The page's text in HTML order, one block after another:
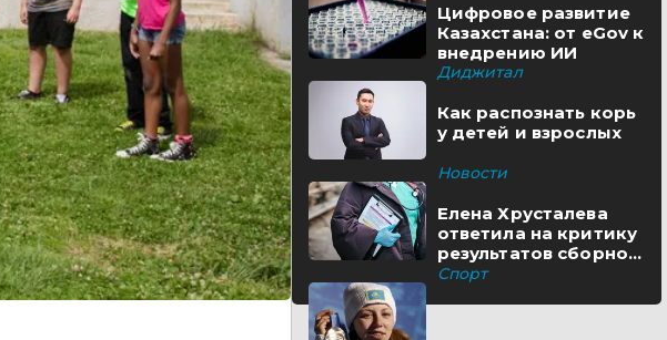
Цифровое развитие
Казахстана: от eGov к
внедрению ИИ
Диджитал
Как распознать корь
у детей и взрослых
Новости
Елена Хрусталева
ответила на критику
результатов сборной
Казахстана
Спорт